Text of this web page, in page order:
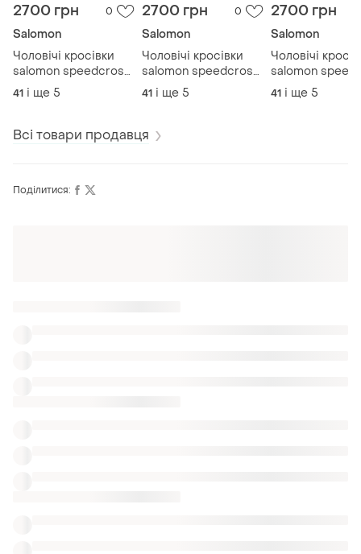
2700 грн 0
Salomon
Чоловічі кросівки
salomon speedcross
pro thinsulate black
41 і ще 5
2700 грн 0
Salomon
Чоловічі кросівки
salomon speedcross
pro thinsulate black
grey white
41 і ще 5
2700 грн
Salomon
Чоловічі
salomon
pro thinsulate
black
41 і ще 5
Всі товари продавця
Поділитися: